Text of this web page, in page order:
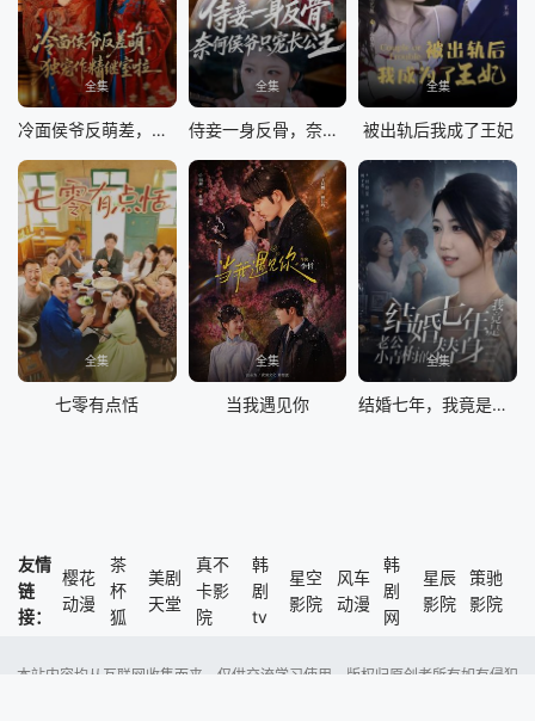
全集
冷面侯爷反萌差，独宠作精继室啦
全集
侍妾一身反骨，奈何侯爷只宠长公主
全集
被出轨后我成了王妃
全集
七零有点恬
全集
当我遇见你
全集
结婚七年，我竟是老公小青梅的替身
友情
链
接：
樱花
动漫
茶
杯
狐
美剧
天堂
真不
卡影
院
韩
剧
tv
星空
影院
风车
动漫
韩
剧
网
星辰
影院
策驰
影院
本站内容均从互联网收集而来，仅供交流学习使用，版权归原创者所有如有侵犯